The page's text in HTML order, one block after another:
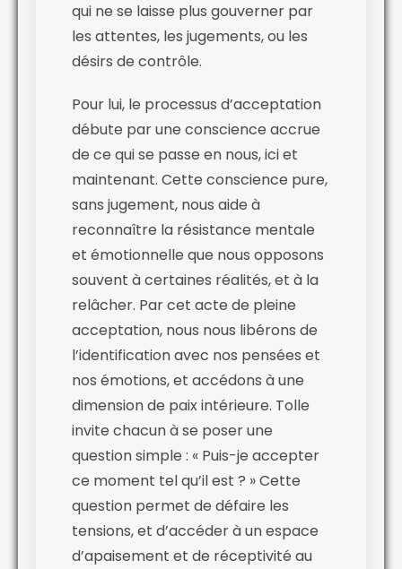
qui ne se laisse plus gouverner par
les attentes, les jugements, ou les
désirs de contrôle.
Pour lui, le processus d’acceptation
débute par une conscience accrue
de ce qui se passe en nous, ici et
maintenant. Cette conscience pure,
sans jugement, nous aide à
reconnaître la résistance mentale
et émotionnelle que nous opposons
souvent à certaines réalités, et à la
relâcher. Par cet acte de pleine
acceptation, nous nous libérons de
l’identification avec nos pensées et
nos émotions, et accédons à une
dimension de paix intérieure. Tolle
invite chacun à se poser une
question simple : « Puis-je accepter
ce moment tel qu’il est ? » Cette
question permet de défaire les
tensions, et d’accéder à un espace
d’apaisement et de réceptivité au